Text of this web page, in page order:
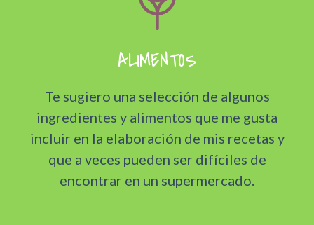
ALIMENTOS
Te sugiero una selección de algunos
ingredientes y alimentos que me gusta
incluir en la elaboración de mis recetas y
que a veces pueden ser difíciles de
encontrar en un supermercado.